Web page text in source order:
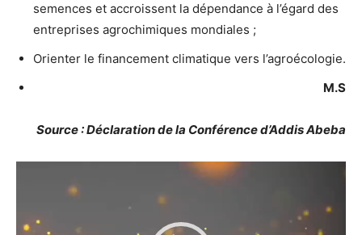
semences et accroissent la dépendance à l’égard des
entreprises agrochimiques mondiales ;
Orienter le financement climatique vers l’agroécologie.
M.S
Source : Déclaration de la Conférence d’Addis Abeba
Lecteur